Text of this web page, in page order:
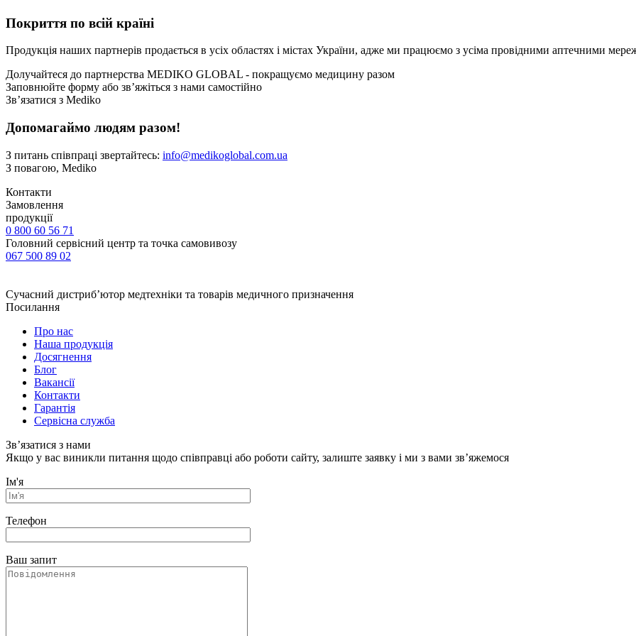
Покриття по всій країні
Продукція наших партнерів продається в усіх областях і містах України, адже ми працюємо з усіма провідними аптечними
Долучайтеся до партнерства MEDIKO GLOBAL - покращуємо медицину разом
Заповнюйте форму або звʼяжіться з нами самостійно
Звʼязатися з Mediko
Допомагаймо людям разом!
З питань співпраці звертайтесь: info@medikoglobal.com.ua
З повагою, Medikо
Контакти
Замовлення
продукції
0 800 60 56 71
Головний сервісний центр та точка самовивозу
067 500 89 02
Сучасний дистриб’ютор медтехніки та товарів медичного призначення
Посилання
Про нас
Наша продукція
Досягнення
Блог
Вакансії
Контакти
Гарантія
Сервісна служба
Зв’язатися з нами
Якщо у вас виникли питання щодо співправці або роботи сайту, залиште заявку і ми з вами зв’яжемося
Ім'я
Телефон
Ваш запит